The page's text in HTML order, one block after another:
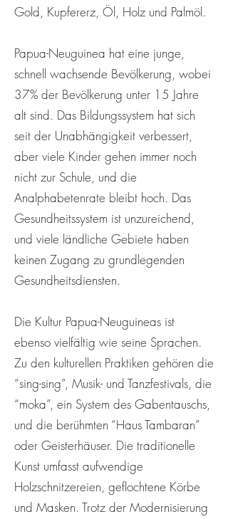
Gold, Kupfererz, Öl, Holz und Palmöl.
Papua-Neuguinea hat eine junge,
schnell wachsende Bevölkerung, wobei
37% der Bevölkerung unter 15 Jahre
alt sind. Das Bildungssystem hat sich
seit der Unabhängigkeit verbessert,
aber viele Kinder gehen immer noch
nicht zur Schule, und die
Analphabetenrate bleibt hoch. Das
Gesundheitssystem ist unzureichend,
und viele ländliche Gebiete haben
keinen Zugang zu grundlegenden
Gesundheitsdiensten.
Die Kultur Papua-Neuguineas ist
ebenso vielfältig wie seine Sprachen.
Zu den kulturellen Praktiken gehören die
“sing-sing”, Musik- und Tanzfestivals, die
“moka”, ein System des Gabentauschs,
und die berühmten “Haus Tambaran”
oder Geisterhäuser. Die traditionelle
Kunst umfasst aufwendige
Holzschnitzereien, geflochtene Körbe
und Masken. Trotz der Modernisierung